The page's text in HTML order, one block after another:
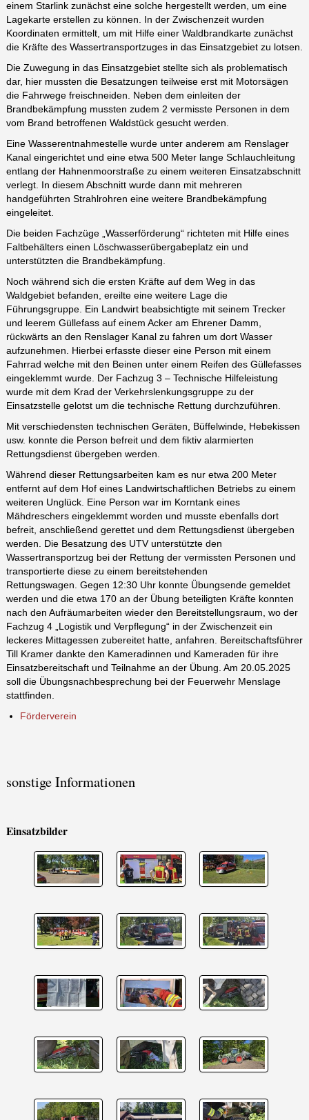
einem Starlink zunächst eine solche hergestellt werden, um eine
Lagekarte erstellen zu können. In der Zwischenzeit wurden
Koordinaten ermittelt, um mit Hilfe einer Waldbrandkarte zunächst
die Kräfte des Wassertransportzuges in das Einsatzgebiet zu lotsen.
Die Zuwegung in das Einsatzgebiet stellte sich als problematisch
dar, hier mussten die Besatzungen teilweise erst mit Motorsägen
die Fahrwege freischneiden. Neben dem einleiten der
Brandbekämpfung mussten zudem 2 vermisste Personen in dem
vom Brand betroffenen Waldstück gesucht werden.
Eine Wasserentnahmestelle wurde unter anderem am Renslager
Kanal eingerichtet und eine etwa 500 Meter lange Schlauchleitung
entlang der Hahnenmoorstraße zu einem weiteren Einsatzabschnitt
verlegt. In diesem Abschnitt wurde dann mit mehreren
handgeführten Strahlrohren eine weitere Brandbekämpfung
eingeleitet.
Die beiden Fachzüge „Wasserförderung“ richteten mit Hilfe eines
Faltbehälters einen Löschwasserübergabeplatz ein und
unterstützten die Brandbekämpfung.
Noch während sich die ersten Kräfte auf dem Weg in das
Waldgebiet befanden, ereilte eine weitere Lage die
Führungsgruppe. Ein Landwirt beabsichtigte mit seinem Trecker
und leerem Güllefass auf einem Acker am Ehrener Damm,
rückwärts an den Renslager Kanal zu fahren um dort Wasser
aufzunehmen. Hierbei erfasste dieser eine Person mit einem
Fahrrad welche mit den Beinen unter einem Reifen des Güllefasses
eingeklemmt wurde. Der Fachzug 3 – Technische Hilfeleistung
wurde mit dem Krad der Verkehrslenkungsgruppe zu der
Einsatzstelle gelotst um die technische Rettung durchzuführen.
Mit verschiedensten technischen Geräten, Büffelwinde, Hebekissen
usw. konnte die Person befreit und dem fiktiv alarmierten
Rettungsdienst übergeben werden.
Während dieser Rettungsarbeiten kam es nur etwa 200 Meter
entfernt auf dem Hof eines Landwirtschaftlichen Betriebs zu einem
weiteren Unglück. Eine Person war im Korntank eines
Mähdreschers eingeklemmt worden und musste ebenfalls dort
befreit, anschließend gerettet und dem Rettungsdienst übergeben
werden. Die Besatzung des UTV unterstützte den
Wassertransportzug bei der Rettung der vermissten Personen und
transportierte diese zu einem bereitstehenden
Rettungswagen. Gegen 12:30 Uhr konnte Übungsende gemeldet
werden und die etwa 170 an der Übung beteiligten Kräfte konnten
nach den Aufräumarbeiten wieder den Bereitstellungsraum, wo der
Fachzug 4 „Logistik und Verpflegung“ in der Zwischenzeit ein
leckeres Mittagessen zubereitet hatte, anfahren. Bereitschaftsführer
Till Kramer dankte den Kameradinnen und Kameraden für ihre
Einsatzbereitschaft und Teilnahme an der Übung. Am 20.05.2025
soll die Übungsnachbesprechung bei der Feuerwehr Menslage
stattfinden.
Förderverein
sonstige Informationen
Einsatzbilder